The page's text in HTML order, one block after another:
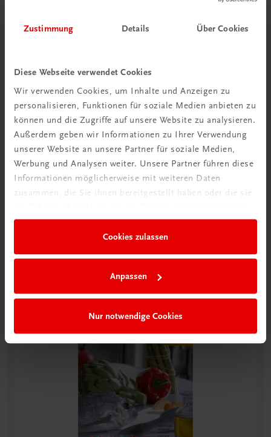
Zustimmung Details Über Cookies
Diese Webseite verwendet Cookies
Wir verwenden Cookies, um Inhalte und Anzeigen zu
personalisieren, Funktionen für soziale Medien anbieten zu
können und die Zugriffe auf unsere Website zu analysieren.
Außerdem geben wir Informationen zu Ihrer Verwendung
unserer Website an unsere Partner für soziale Medien,
Werbung und Analysen weiter. Unsere Partner führen diese
Informationen möglicherweise mit weiteren Daten
zusammen, die Sie ihnen bereitgestellt haben oder die sie
Cookies zulassen
Anpassen
Nur notwendige Cookies
Das Rezept ist aus dem Buch: Küche. Lebensmittel &